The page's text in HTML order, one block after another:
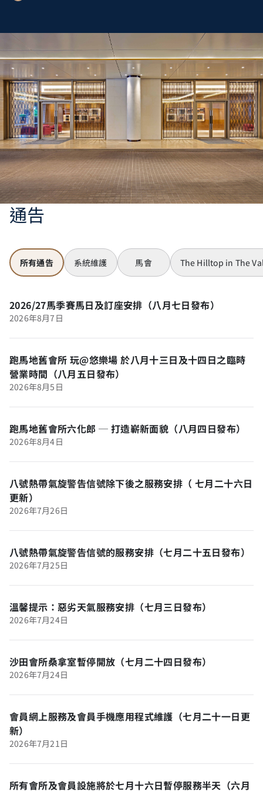
通告
所有通告 系統維護 馬會 The Hilltop in The
2026/27馬季賽馬日及訂座安排（八月七日發布）
2026年8月7日
跑馬地舊會所 玩@悠樂場 於八月十三日及十四日之臨時
營業時間（八月五日發布）
2026年8月5日
跑馬地舊會所六化郎 ─ 打造嶄新面貌（八月四日發布）
2026年8月4日
八號熱帶氣旋警告信號除下後之服務安排（ 七月二十六日
更新）
2026年7月26日
八號熱帶氣旋警告信號的服務安排（七月二十五日發布）
2026年7月25日
溫馨提示：惡劣天氣服務安排（七月三日發布）
2026年7月24日
沙田會所桑拿室暫停開放（七月二十四日發布）
2026年7月24日
會員網上服務及會員手機應用程式維護（七月二十一日更
新）
2026年7月21日
所有會所及會員設施將於七月十六日暫停服務半天（六月